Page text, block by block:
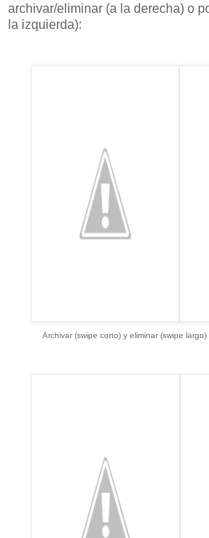
archivar/eliminar (a la derecha) o
la izquierda):
Archivar (swipe corto) y eliminar (swipe